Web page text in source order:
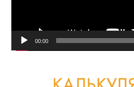
00:00